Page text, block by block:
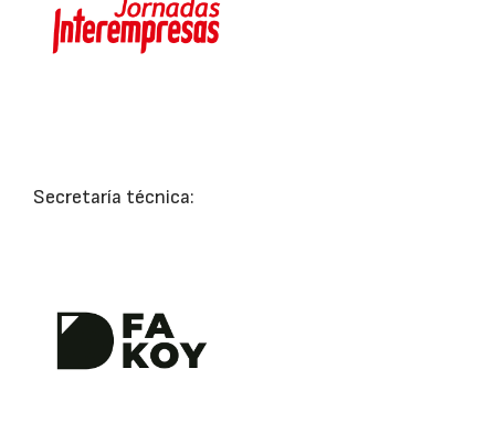
Secretaría técnica: